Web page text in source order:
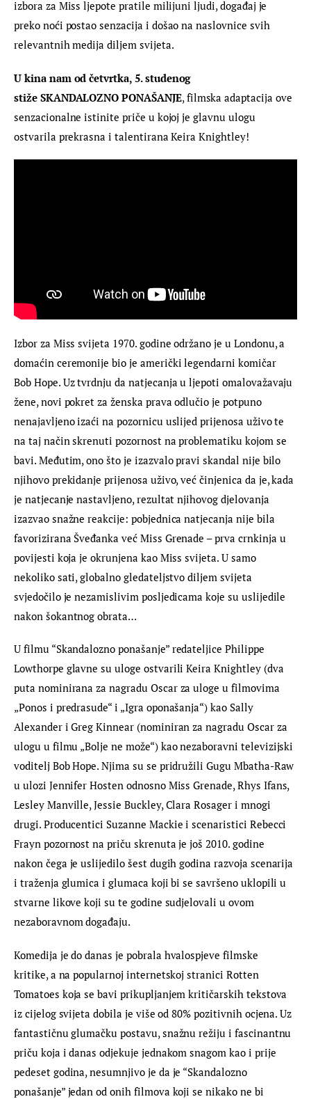
izbora za Miss ljepote pratile milijuni ljudi, događaj je
preko noći postao senzacija i došao na naslovnice svih
relevantnih medija diljem svijeta.
U kina nam od četvrtka, 5. studenog
stiže SKANDALOZNO PONAŠANJE, filmska adaptacija ove
senzacionalne istinite priče u kojoj je glavnu ulogu
ostvarila prekrasna i talentirana Keira Knightley!
Izbor za Miss svijeta 1970. godine održano je u Londonu, a
domaćin ceremonije bio je američki legendarni komičar
Bob Hope. Uz tvrdnju da natjecanja u ljepoti omalovažavaju
žene, novi pokret za ženska prava odlučio je potpuno
nenajavljeno izaći na pozornicu uslijed prijenosa uživo te
na taj način skrenuti pozornost na problematiku kojom se
bavi. Međutim, ono što je izazvalo pravi skandal nije bilo
njihovo prekidanje prijenosa uživo, već činjenica da je, kada
je natjecanje nastavljeno, rezultat njihovog djelovanja
izazvao snažne reakcije: pobjednica natjecanja nije bila
favorizirana Šveđanka već Miss Grenade – prva crnkinja u
povijesti koja je okrunjena kao Miss svijeta. U samo
nekoliko sati, globalno gledateljstvo diljem svijeta
svjedočilo je nezamislivim posljedicama koje su uslijedile
nakon šokantnog obrata…
U filmu “Skandalozno ponašanje” redateljice Philippe
Lowthorpe glavne su uloge ostvarili Keira Knightley (dva
puta nominirana za nagradu Oscar za uloge u filmovima
„Ponos i predrasude“ i „Igra oponašanja“) kao Sally
Alexander i Greg Kinnear (nominiran za nagradu Oscar za
ulogu u filmu „Bolje ne može“) kao nezaboravni televizijski
voditelj Bob Hope. Njima su se pridružili Gugu Mbatha-Raw
u ulozi Jennifer Hosten odnosno Miss Grenade, Rhys Ifans,
Lesley Manville, Jessie Buckley, Clara Rosager i mnogi
drugi. Producentici Suzanne Mackie i scenaristici Rebecci
Frayn pozornost na priču skrenuta je još 2010. godine
nakon čega je uslijedilo šest dugih godina razvoja scenarija
i traženja glumica i glumaca koji bi se savršeno uklopili u
stvarne likove koji su te godine sudjelovali u ovom
nezaboravnom događaju.
Komedija je do danas je pobrala hvalospjeve filmske
kritike, a na popularnoj internetskoj stranici Rotten
Tomatoes koja se bavi prikupljanjem kritičarskih tekstova
iz cijelog svijeta dobila je više od 80% pozitivnih ocjena. Uz
fantastičnu glumačku postavu, snažnu režiju i fascinantnu
priču koja i danas odjekuje jednakom snagom kao i prije
pedeset godina, nesumnjivo je da je “Skandalozno
ponašanje” jedan od onih filmova koji se nikako ne bi